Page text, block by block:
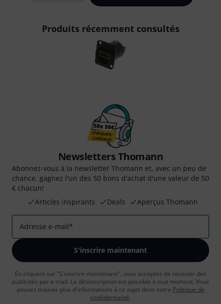
Produits récemment consultés
Newsletters Thomann
Abonnez-vous à la newsletter Thomann et, avec un peu de
chance, gagnez l'un des 50 bons d'achat d'une valeur de 50
€ chacun!
Articles inspirants
Deals Aperçus Thomann
Adresse e-mail*
S'inscrire maintenant
En cliquant sur "S'inscrire maintenant", vous acceptez de recevoir des
publicités par e-mail. La désinscription est possible à tout moment. Vous
pouvez trouver plus d'informations à ce sujet dans notre Politique de
confidentialité.